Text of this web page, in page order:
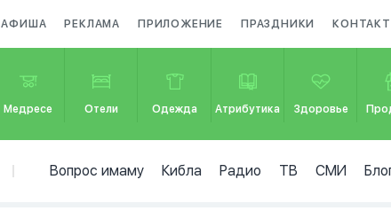
АФИША РЕКЛАМА ПРИЛОЖЕНИЕ ПРАЗДНИКИ
Медресе Отели Одежда Атрибутика Здоровье
Вопрос имаму Кибла Радио ТВ СМИ